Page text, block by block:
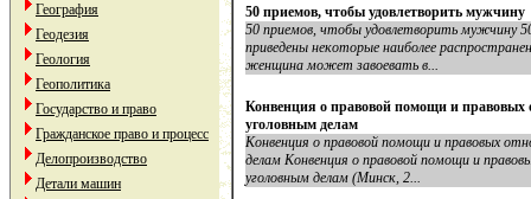
География
Геодезия
Геология
Геополитика
Государство и право
Гражданское право и процесс
Делопроизводство
Детали машин
50 приемов, чтобы удовлетворить мужчину
50 приемов, чтобы удовлетворить мужчину
приведены некоторые наиболее
женщина может завоевать в...
Конвенция о правовой помощи и
уголовным делам
Конвенция о правовой помощи и правовых
делам Конвенция о правовой помощи и
уголовным делам (Минск, 2...